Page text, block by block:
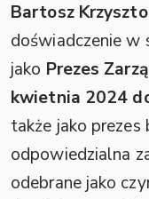
Bartosz
doświadczenie w
jako Prezes
kwietnia 2024
także jako prezes
odpowiedzialna
odebrane jako